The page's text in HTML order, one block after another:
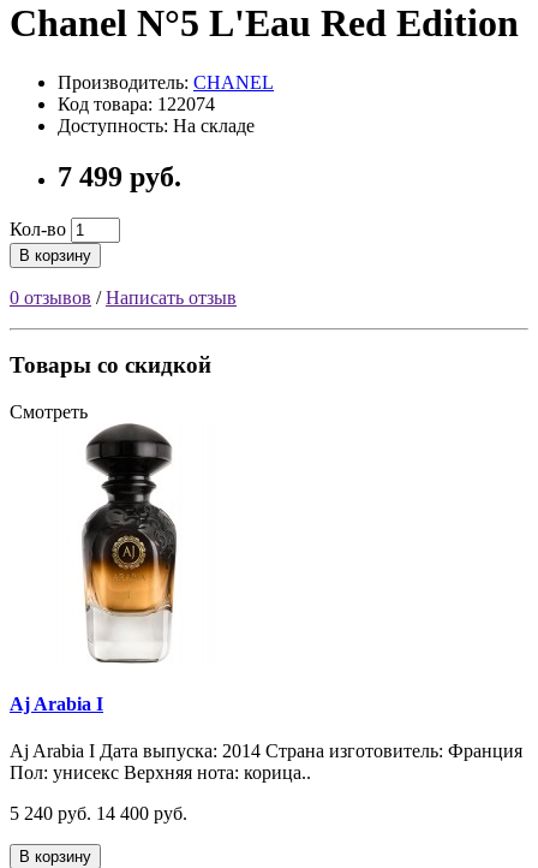
Chanel N°5 L'Eau Red Edition
Производитель: CHANEL
Код товара: 122074
Доступность: На складе
7 499 руб.
Кол-во
В корзину
0 отзывов /Написать отзыв
Товары со скидкой
Смотреть
Aj Arabia I
Aj Arabia I Дата выпуска: 2014 Страна изготовитель: Франция
Пол: унисекс Верхняя нота: корица..
5 240 руб. 14 400 руб.
В корзину